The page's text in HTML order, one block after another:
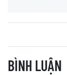
BÌNH LUẬN